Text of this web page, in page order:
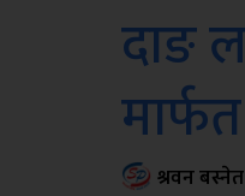
दाङ
श्रवन बस्नेत